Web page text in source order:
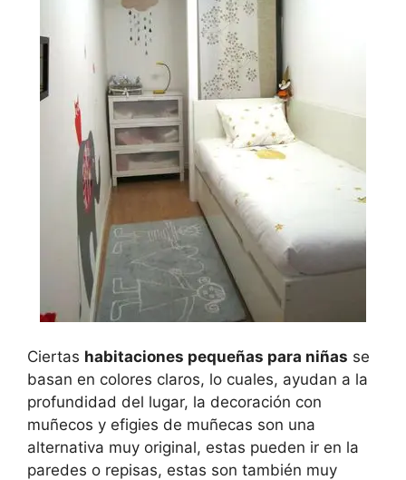
Ciertas habitaciones pequeñas para niñas se
basan en colores claros, lo cuales, ayudan a la
profundidad del lugar, la decoración con
muñecos y efigies de muñecas son una
alternativa muy original, estas pueden ir en la
paredes o repisas, estas son también muy